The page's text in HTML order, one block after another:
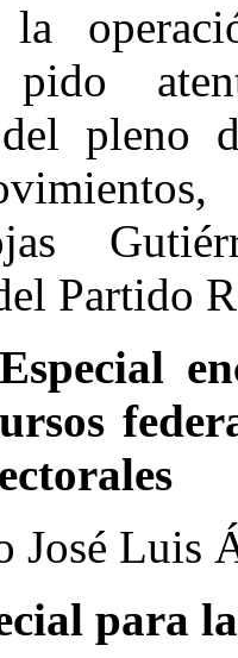
la
del pleno
Partido
José Luis
para